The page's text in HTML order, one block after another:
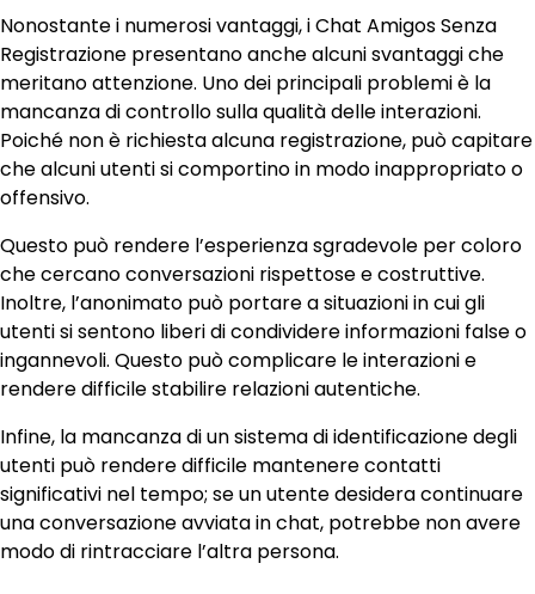
Nonostante i numerosi vantaggi, i Chat Amigos Senza
Registrazione presentano anche alcuni svantaggi che
meritano attenzione. Uno dei principali problemi è la
mancanza di controllo sulla qualità delle interazioni.
Poiché non è richiesta alcuna registrazione, può capitare
che alcuni utenti si comportino in modo inappropriato o
offensivo.
Questo può rendere l’esperienza sgradevole per coloro
che cercano conversazioni rispettose e costruttive.
Inoltre, l’anonimato può portare a situazioni in cui gli
utenti si sentono liberi di condividere informazioni false o
ingannevoli. Questo può complicare le interazioni e
rendere difficile stabilire relazioni autentiche.
Infine, la mancanza di un sistema di identificazione degli
utenti può rendere difficile mantenere contatti
significativi nel tempo; se un utente desidera continuare
una conversazione avviata in chat, potrebbe non avere
modo di rintracciare l’altra persona.